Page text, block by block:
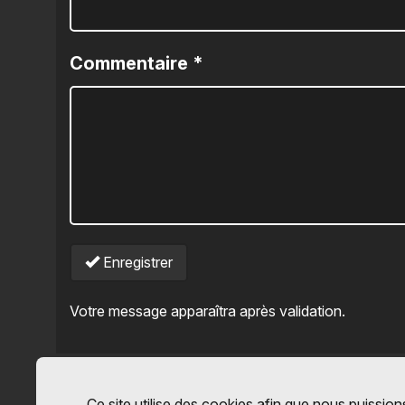
Commentaire *
Enregistrer
Votre message apparaîtra après validation.